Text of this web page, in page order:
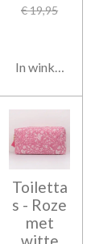
€ 19,95
In
Toiletta
s - Roze
met
witte